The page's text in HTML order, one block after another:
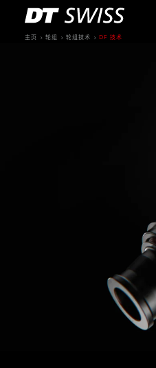
主页 轮组 轮组技术 DF 技术